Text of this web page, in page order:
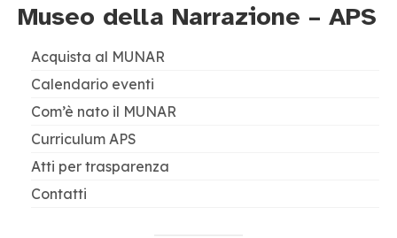
Museo della Narrazione – APS
Acquista al MUNAR
Calendario eventi
Com’è nato il MUNAR
Curriculum APS
Atti per trasparenza
Contatti